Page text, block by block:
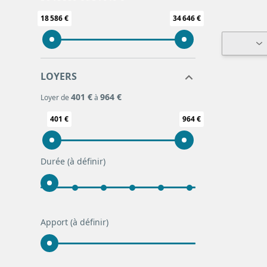
18 586 € 34 646 €
LOYERS
Loyer de 401 €à 964 €
401 € 964 €
Durée (à définir)
Apport (à définir)